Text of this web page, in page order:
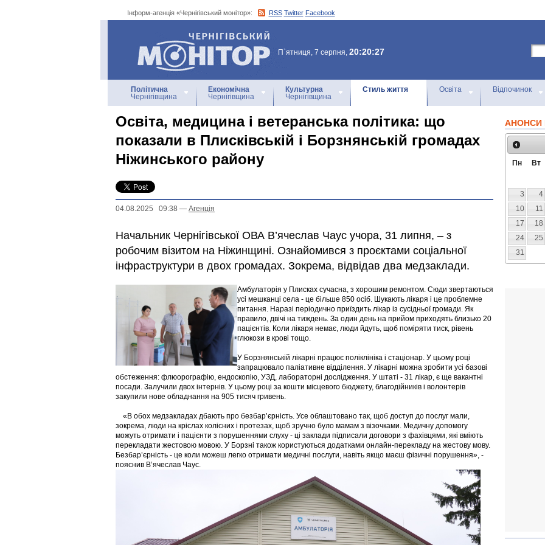
Інформ-агенція «Чернігівський монітор»: RSS Twitter Facebook
Інформ-агенція
«Чернігівський монітор»
П`ятниця, 7 серпня, 20:20:27
Політична
Чернігівщина
Економічна
Чернігівщина
Культурна
Чернігівщина
Стиль життя Освіта Відпочинок
Освіта, медицина і ветеранська політика: що
показали в Плисківській і Борзнянській громадах
Ніжинського району
04.08.2025 09:38 — Агенцiя
Начальник Чернігівської ОВА В’ячеслав Чаус учора, 31 липня, – з
робочим візитом на Ніжинщині. Ознайомився з проєктами соціальної
інфраструктури в двох громадах. Зокрема, відвідав два медзаклади.
Амбулаторія у Плисках сучасна, з хорошим ремонтом. Сюди звертаються
усі мешканці села - це більше 850 осіб. Шукають лікаря і це проблемне
питання. Наразі періодично приїздить лікар із сусідньої громади. Як
правило, двічі на тиждень. За один день на прийом приходять близько 20
пацієнтів. Коли лікаря немає, люди йдуть, щоб поміряти тиск, рівень
глюкози в крові тощо.
У Борзнянській лікарні працює поліклініка і стаціонар. У цьому році
запрацювало паліативне відділення. У лікарні можна зробити усі базові
обстеження: флюорографію, ендоскопію, УЗД, лабораторні дослідження. У штаті - 31 лікар, є ще вакантні
посади. Залучили двох інтернів. У цьому році за кошти місцевого бюджету, благодійників і волонтерів
закупили нове обладнання на 905 тисяч гривень.
«В обох медзакладах дбають про безбарʼєрність. Усе облаштовано так, щоб доступ до послуг мали,
зокрема, люди на кріслах колісних і протезах, щоб зручно було мамам з візочками. Медичну допомогу
можуть отримати і пацієнти з порушеннями слуху - ці заклади підписали договори з фахівцями, які вміють
перекладати жестовою мовою. У Борзні також користуються додатками онлайн-перекладу на жестову мову.
Безбар’єрність - це коли можеш легко отримати медичні послуги, навіть якщо маєш фізичні порушення», -
пояснив В’ячеслав Чаус.
АНОНСИ
Пн Вт
3
4
10
11
17
18
24
25
31